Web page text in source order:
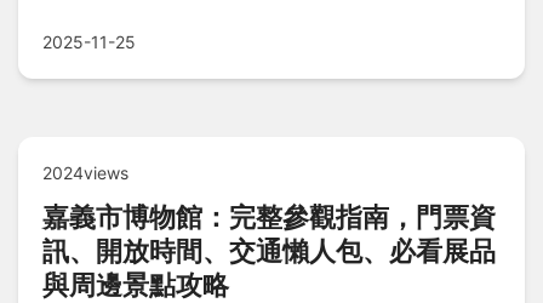
與常見Q&A，助你輕鬆規劃安全旅程。
2025-11-25
2024views
嘉義市博物館：完整參觀指南，門票資
訊、開放時間、交通懶人包、必看展品
與周邊景點攻略